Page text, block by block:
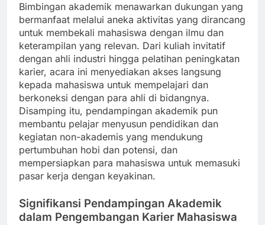
Bimbingan akademik menawarkan dukungan yang
bermanfaat melalui aneka aktivitas yang dirancang
untuk membekali mahasiswa dengan ilmu dan
keterampilan yang relevan. Dari kuliah invitatif
dengan ahli industri hingga pelatihan peningkatan
karier, acara ini menyediakan akses langsung
kepada mahasiswa untuk mempelajari dan
berkoneksi dengan para ahli di bidangnya.
Disamping itu, pendampingan akademik pun
membantu pelajar menyusun pendidikan dan
kegiatan non-akademis yang mendukung
pertumbuhan hobi dan potensi, dan
mempersiapkan para mahasiswa untuk memasuki
pasar kerja dengan keyakinan.
Signifikansi Pendampingan Akademik
dalam Pengembangan Karier Mahasiswa